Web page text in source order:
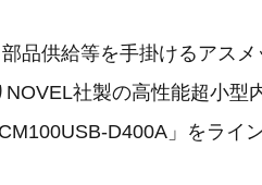
品供給等を手掛けるアス
NOVEL社製の高性能超小型
D400A」をライ